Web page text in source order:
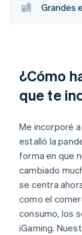
Grandes
¿Cómo
que te
Me incorporé
estalló la
forma en que
cambiado
se centra
como el
consumo, los
iGaming.